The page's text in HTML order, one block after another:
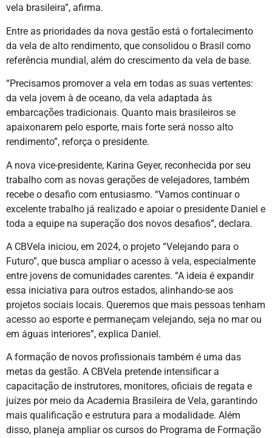
vela brasileira”, afirma.
Entre as prioridades da nova gestão está o fortalecimento
da vela de alto rendimento, que consolidou o Brasil como
referência mundial, além do crescimento da vela de base.
“Precisamos promover a vela em todas as suas vertentes:
da vela jovem à de oceano, da vela adaptada às
embarcações tradicionais. Quanto mais brasileiros se
apaixonarem pelo esporte, mais forte será nosso alto
rendimento”, reforça o presidente.
A nova vice-presidente, Karina Geyer, reconhecida por seu
trabalho com as novas gerações de velejadores, também
recebe o desafio com entusiasmo. “Vamos continuar o
excelente trabalho já realizado e apoiar o presidente Daniel e
toda a equipe na superação dos novos desafios”, declara.
A CBVela iniciou, em 2024, o projeto “Velejando para o
Futuro”, que busca ampliar o acesso à vela, especialmente
entre jovens de comunidades carentes. “A ideia é expandir
essa iniciativa para outros estados, alinhando-se aos
projetos sociais locais. Queremos que mais pessoas tenham
acesso ao esporte e permaneçam velejando, seja no mar ou
em águas interiores”, explica Daniel.
A formação de novos profissionais também é uma das
metas da gestão. A CBVela pretende intensificar a
capacitação de instrutores, monitores, oficiais de regata e
juízes por meio da Academia Brasileira de Vela, garantindo
mais qualificação e estrutura para a modalidade. Além
disso, planeja ampliar os cursos do Programa de Formação